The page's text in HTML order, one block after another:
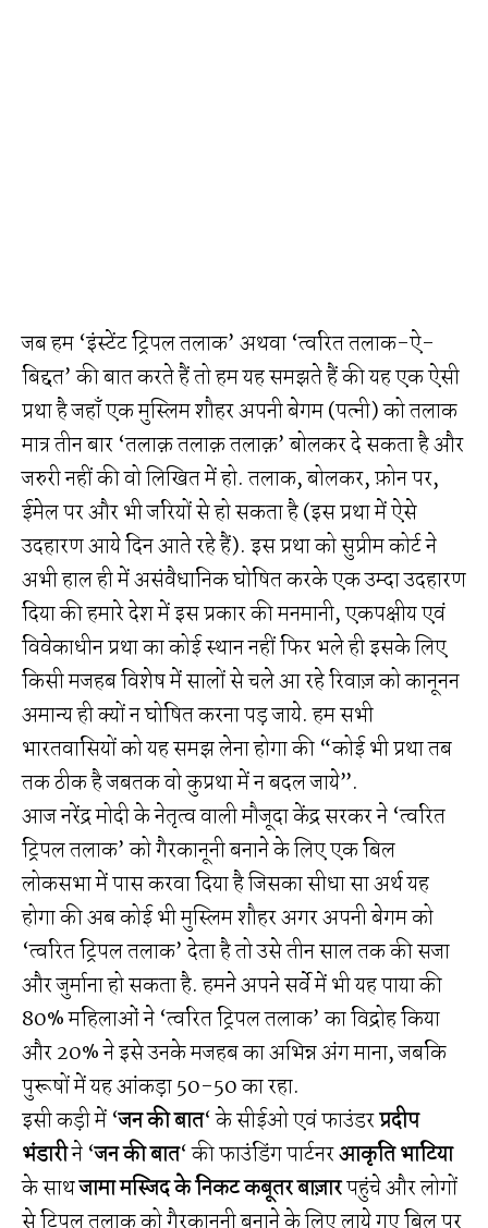
जब हम ‘इंस्टेंट ट्रिपल तलाक’ अथवा ‘त्वरित तलाक-ऐ-
बिद्दत’ की बात करते हैं तो हम यह समझते हैं की यह एक ऐसी
प्रथा है जहाँ एक मुस्लिम शौहर अपनी बेगम (पत्नी) को तलाक
मात्र तीन बार ‘तलाक़ तलाक़ तलाक़’ बोलकर दे सकता है और
जरुरी नहीं की वो लिखित में हो. तलाक, बोलकर, फ़ोन पर,
ईमेल पर और भी जरियों से हो सकता है (इस प्रथा में ऐसे
उदहारण आये दिन आते रहे हैं). इस प्रथा को सुप्रीम कोर्ट ने
अभी हाल ही में असंवैधानिक घोषित करके एक उम्दा उदहारण
दिया की हमारे देश में इस प्रकार की मनमानी, एकपक्षीय एवं
विवेकाधीन प्रथा का कोई स्थान नहीं फिर भले ही इसके लिए
किसी मजहब विशेष में सालों से चले आ रहे रिवाज़ को कानूनन
अमान्य ही क्यों न घोषित करना पड़ जाये. हम सभी
भारतवासियों को यह समझ लेना होगा की “कोई भी प्रथा तब
तक ठीक है जबतक वो कुप्रथा में न बदल जाये”.
आज नरेंद्र मोदी के नेतृत्व वाली मौजूदा केंद्र सरकर ने ‘त्वरित
ट्रिपल तलाक’ को गैरकानूनी बनाने के लिए एक बिल
लोकसभा में पास करवा दिया है जिसका सीधा सा अर्थ यह
होगा की अब कोई भी मुस्लिम शौहर अगर अपनी बेगम को
‘त्वरित ट्रिपल तलाक’ देता है तो उसे तीन साल तक की सजा
और जुर्माना हो सकता है. हमने अपने सर्वे में भी यह पाया की
80% महिलाओं ने ‘त्वरित ट्रिपल तलाक’ का विद्रोह किया
और 20% ने इसे उनके मजहब का अभिन्न अंग माना, जबकि
पुरूषों में यह आंकड़ा 50-50 का रहा.
इसी कड़ी में ‘जन की बात‘ के सीईओ एवं फाउंडरप्रदीप
भंडारीने ‘जन की बात‘ की फाउंडिंग पार्टनरआकृति भाटिया
के साथजामा मस्जिद के निकट कबूतर बाज़ारपहुंचे और लोगों